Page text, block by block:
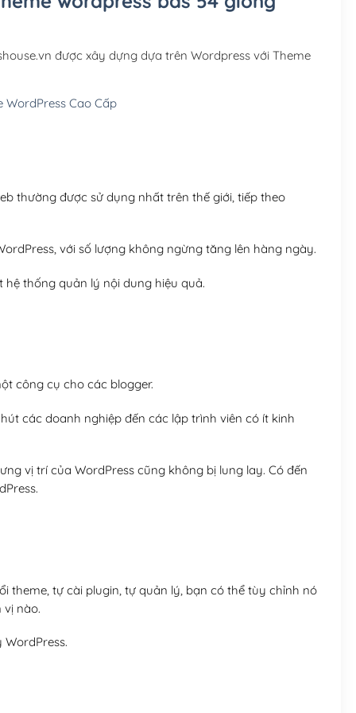
Hosting 5GB SSD (1
được xây dựng dựa trên Wordpress với Theme
WordPress Cao Cấp
thường được sử dụng nhất trên thế giới, tiếp theo
với số lượng không ngừng tăng lên hàng ngày.
thống quản lý nội dung hiệu quả.
công cụ cho các blogger.
các doanh nghiệp đến các lập trình viên có ít kinh
vị trí của WordPress cũng không bị lung lay. Có đến
theme, tự cài plugin, tự quản lý, bạn có thể tùy chỉnh nó
nào.